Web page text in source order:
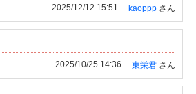
kaoppp さん
2025/12/12 15:51
東栄君 さん
2025/10/25 14:36